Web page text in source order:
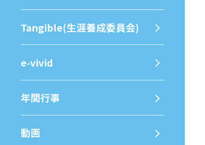
Tangible(生涯養成委員会)
e-vivid
年間⾏事
動画